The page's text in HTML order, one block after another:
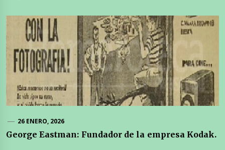
26 ENERO, 2026
George Eastman: Fundador de la empresa Kodak.